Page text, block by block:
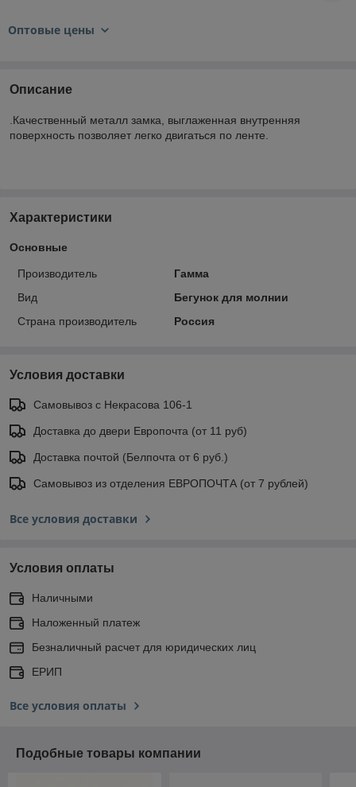
Оптовые цены
Описание
.Качественный металл замка, выглаженная внутренняя
поверхность позволяет легко двигаться по ленте.
Характеристики
Основные
Производитель
Гамма
Вид
Бегунок для молнии
Страна производитель
Россия
Условия доставки
Самовывоз с Некрасова 106-1
Доставка до двери Европочта (от 11 руб)
Доставка почтой (Белпочта от 6 руб.)
Самовывоз из отделения ЕВРОПОЧТА (от 7 рублей)
Все условия доставки
Условия оплаты
Наличными
Наложенный платеж
Безналичный расчет для юридических лиц
ЕРИП
Все условия оплаты
Подобные товары компании